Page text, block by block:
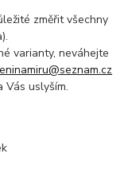
změřit všechny
varianty, neváhejte
Vás uslyším.